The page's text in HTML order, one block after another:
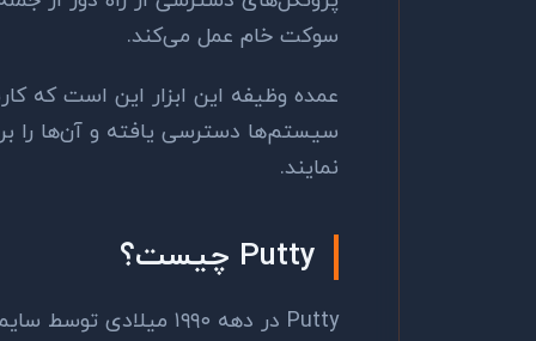
سوکت خام عمل می‌کند.
عمده وظیفه این ابزار این است که
سیستم‌ها دسترسی یافته و آن‌ها را
نمایند.
Putty چیست؟
Putty
در دهه ۱۹۹۰ میلادی